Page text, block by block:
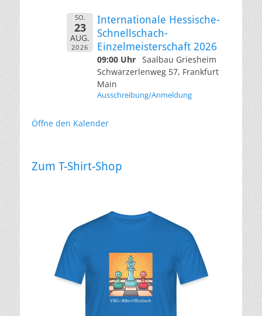
SO.
23
AUG.
2026
Internationale Hessische-
Schnellschach-
Einzelmeisterschaft 2026
09:00 Uhr Saalbau Griesheim
Schwarzerlenweg 57, Frankfurt
Main
Ausschreibung/Anmeldung
Öffne den Kalender
Zum T-Shirt-Shop